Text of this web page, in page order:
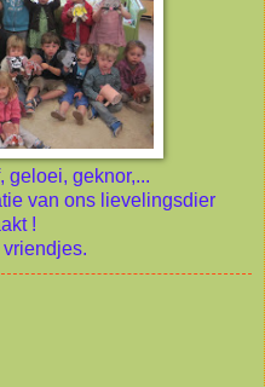
geloei, geknor,...
van ons lievelingsdier
!